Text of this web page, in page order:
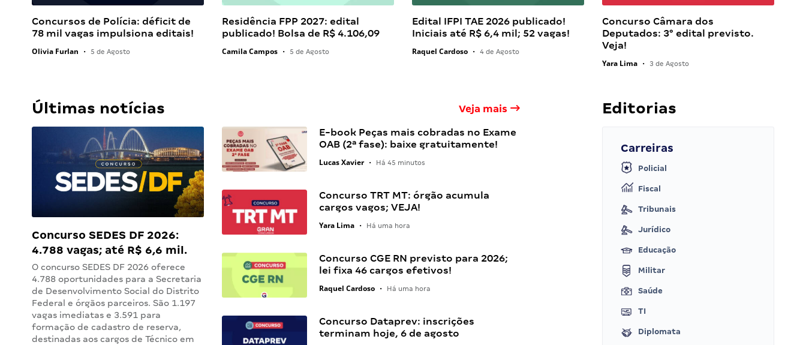
Concursos de Polícia: déficit de
78 mil vagas impulsiona editais!
Olivia Furlan • 5 de Agosto
Residência FPP 2027: edital
publicado! Bolsa de R$ 4.106,09
Camila Campos • 5 de Agosto
Edital IFPI TAE 2026 publicado!
Iniciais até R$ 6,4 mil; 52 vagas!
Raquel Cardoso • 4 de Agosto
Concurso Câmara dos
Deputados: 3° edital previsto.
Veja!
Yara Lima • 3 de Agosto
Últimas notícias Veja mais
Concurso SEDES DF 2026:
4.788 vagas; até R$ 6,6 mil.
Provas em setembro!
O concurso SEDES DF 2026 oferece
4.788 oportunidades para a Secretaria
de Desenvolvimento Social do Distrito
Federal e órgãos parceiros. São 1.197
vagas imediatas e 3.591 para
formação de cadastro de reserva,
destinadas aos cargos de Técnico em
E-book Peças mais cobradas no Exame
OAB (2ª fase): baixe gratuitamente!
Lucas Xavier • Há 45 minutos
Concurso TRT MT: órgão acumula
cargos vagos; VEJA!
Yara Lima • Há uma hora
Concurso CGE RN previsto para 2026;
lei fixa 46 cargos efetivos!
Raquel Cardoso • Há uma hora
Concurso Dataprev: inscrições
terminam hoje, 6 de agosto
Editorias
Carreiras
Policial
Fiscal
Tribunais
Jurídico
Educação
Militar
Saúde
TI
Diplomata